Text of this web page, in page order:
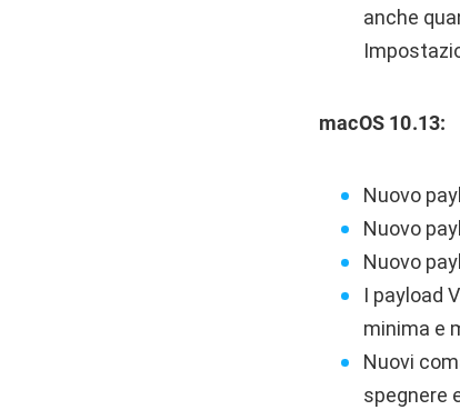
anche
macOS 10.13:
Nuovo
Nuovo
Nuovo
I payload
minima e
Nuovi
spegnere